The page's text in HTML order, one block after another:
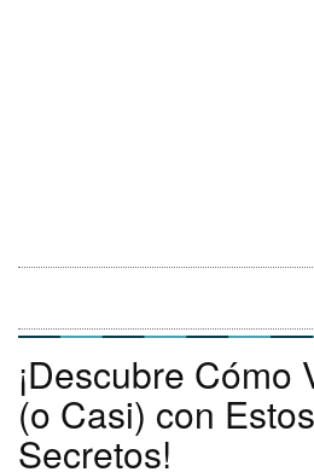
¡Descubre Cómo
(o Casi) con
Secretos!